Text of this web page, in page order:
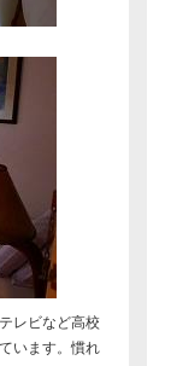
レビなど高校
います。慣れ